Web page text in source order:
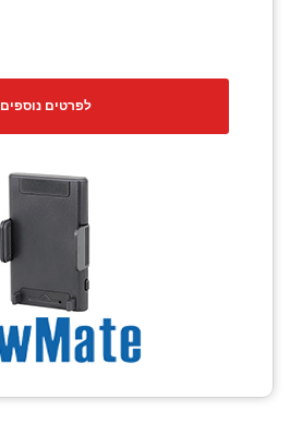
AV over IP
Photo Printers
לפרטים נוספים